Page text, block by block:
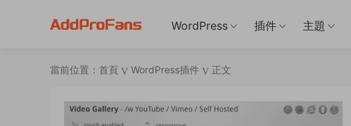
WordPress 插件 主題
當前位置： 首頁 WordPress插件 正文